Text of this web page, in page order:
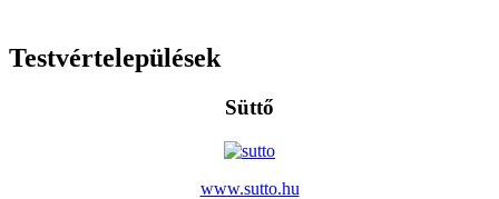
Testvértelepülések
Süttő
www.sutto.hu